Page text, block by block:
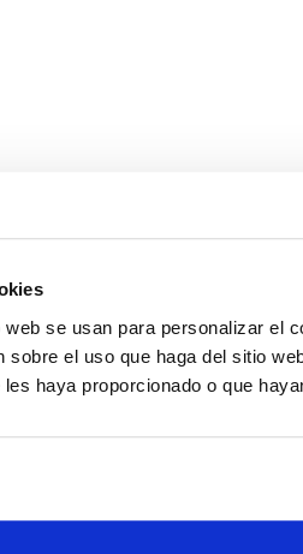
se usan para personalizar el
sobre el uso que haga del sitio
haya proporcionado o que